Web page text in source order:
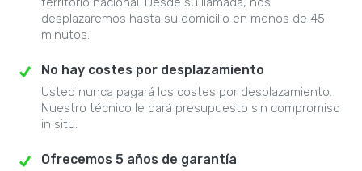
desplazaremos hasta su domicilio en menos de 45
minutos.
No hay costes por desplazamiento
Usted nunca pagará los costes por desplazamiento.
Nuestro técnico le dará presupuesto sin compromiso
in situ.
Ofrecemos 5 años de garantía